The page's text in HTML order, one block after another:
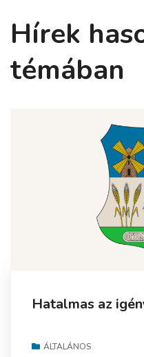
Hírek
témában
Hatalmas az
ÁLTALÁNOS